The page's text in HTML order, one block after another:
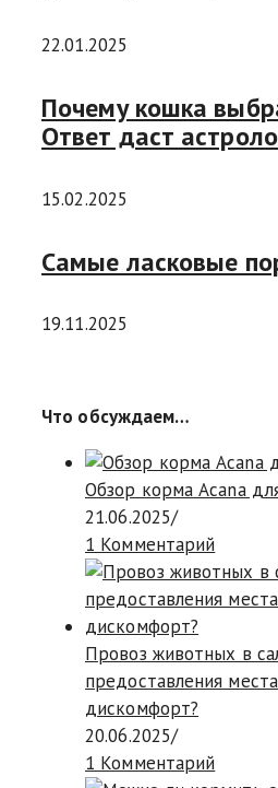
22.01.2025
Почему кошка
Ответ даст
15.02.2025
Самые ласковые
19.11.2025
Что обсуждаем…
Обзор корма Acana
21.06.2025/
1 Комментарий
Провоз животных в
предоставления
дискомфорт?
20.06.2025/
1 Комментарий